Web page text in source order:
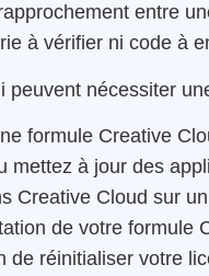
entre
à vérifier ni code à
nécessiter
formule Creative
mettez à jour des
Creative Cloud sur
de votre formule
de réinitialiser votre